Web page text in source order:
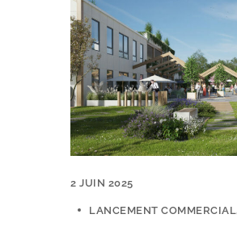
2 JUIN 2025
LANCEMENT COMMERCIAL